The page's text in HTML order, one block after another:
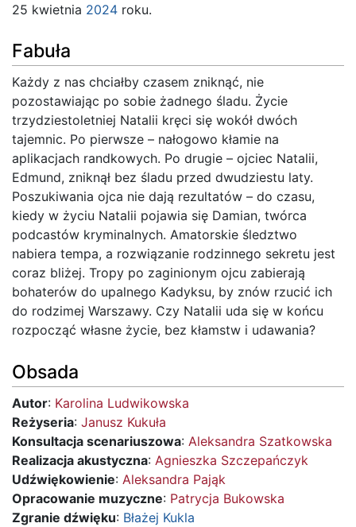
25 kwietnia 2024 roku.
Fabuła
Każdy z nas chciałby czasem zniknąć, nie
pozostawiając po sobie żadnego śladu. Życie
trzydziestoletniej Natalii kręci się wokół dwóch
tajemnic. Po pierwsze – nałogowo kłamie na
aplikacjach randkowych. Po drugie – ojciec Natalii,
Edmund, zniknął bez śladu przed dwudziestu laty.
Poszukiwania ojca nie dają rezultatów – do czasu,
kiedy w życiu Natalii pojawia się Damian, twórca
podcastów kryminalnych. Amatorskie śledztwo
nabiera tempa, a rozwiązanie rodzinnego sekretu jest
coraz bliżej. Tropy po zaginionym ojcu zabierają
bohaterów do upalnego Kadyksu, by znów rzucić ich
do rodzimej Warszawy. Czy Natalii uda się w końcu
rozpocząć własne życie, bez kłamstw i udawania?
Obsada
Autor: Karolina Ludwikowska
Reżyseria: Janusz Kukuła
Konsultacja scenariuszowa: Aleksandra Szatkowska
Realizacja akustyczna: Agnieszka Szczepańczyk
Udźwiękowienie: Aleksandra Pająk
Opracowanie muzyczne: Patrycja Bukowska
Zgranie dźwięku: Błażej Kukla